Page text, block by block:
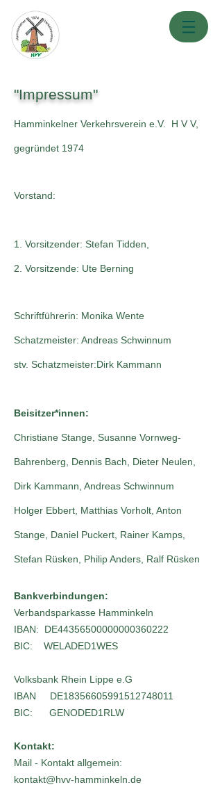
"Impressum"
Hamminkelner Verkehrsverein e.V. H V V,
gegründet 1974
Vorstand:
1. Vorsitzender: Stefan Tidden,
2. Vorsitzende: Ute Berning
Schriftführerin: Monika Wente
Schatzmeister: Andreas Schwinnum
stv. Schatzmeister:Dirk Kammann
Beisitzer*innen:
Christiane Stange, Susanne Vornweg-
Bahrenberg, Dennis Bach, Dieter Neulen,
Dirk Kammann, Andreas Schwinnum
Holger Ebbert, Matthias Vorholt, Anton
Stange, Daniel Puckert, Rainer Kamps,
Stefan Rüsken, Philip Anders, Ralf Rüsken
Bankverbindungen:
Verbandsparkasse Hamminkeln
IBAN: DE44356500000000360222
BIC: WELADED1WES
Volksbank Rhein Lippe e.G
IBAN DE18356605991512748011
BIC: GENODED1RLW
Kontakt:
Mail - Kontakt allgemein:
kontakt@hvv-hamminkeln.de